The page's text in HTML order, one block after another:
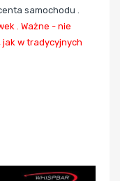
samochodu .
. Ważne - nie
w tradycyjnych